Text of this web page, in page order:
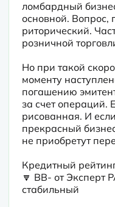
ломбардный
основной. Вопрос,
риторический.
розничной
Но при такой
моменту
погашению
за счет операций.
рисованная. И
прекрасный
не приобретут
Кредитный
🔽 BB- от Эксперт
стабильный